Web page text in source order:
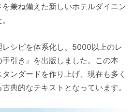
兼ね備えた新しいホテルダイニン
レシピを体系化し、5000以上のレ
引き』を出版しました。この本
ンダードを作り上げ、現在も多く
典的なテキストとなっています。